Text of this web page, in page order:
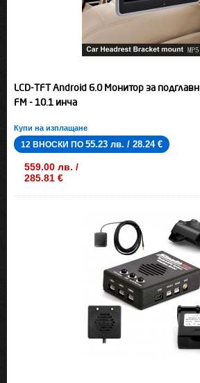
LCD-TFT Android 6.0 Монитор за
FM - 10.1 инча
Купи на изплащане
12 ВНОСКИ ПО 55.23 лв. / 28.24 €
559.00 лв. /
285.81 €